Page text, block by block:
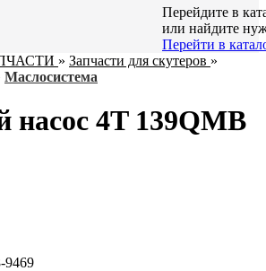
Перейдите в
или найдите
Перейти в
» Запчасти для скутеров »
Маслосистема
4T 139QMB
9469